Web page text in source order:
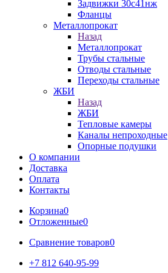
Задвижки 30с41нж
Фланцы
Металлопрокат
Назад
Металлопрокат
Трубы стальные
Отводы стальные
Переходы стальные
ЖБИ
Назад
ЖБИ
Тепловые камеры
Каналы непроходные
Опорные подушки
О компании
Доставка
Оплата
Контакты
Корзина0
Отложенные0
Сравнение товаров0
+7 812 640-95-99